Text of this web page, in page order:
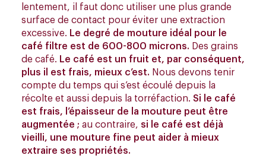
lentement, il faut donc utiliser une plus grande
surface de contact pour éviter une extraction
excessive. Le degré de mouture idéal pour le
café filtre est de 600-800 microns. Des grains
de café. Le café est un fruit et, par conséquent,
plus il est frais, mieux c’est. Nous devons tenir
compte du temps qui s’est écoulé depuis la
récolte et aussi depuis la torréfaction. Si le café
est frais, l’épaisseur de la mouture peut être
augmentée ; au contraire, si le café est déjà
vieilli, une mouture fine peut aider à mieux
extraire ses propriétés.